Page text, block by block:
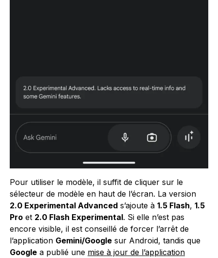
Pour utiliser le modèle, il suffit de cliquer sur le
sélecteur de modèle en haut de l’écran. La version
2.0 Experimental Advanced s’ajoute à 1.5 Flash, 1.5
Pro et 2.0 Flash Experimental. Si elle n’est pas
encore visible, il est conseillé de forcer l’arrêt de
l’application Gemini/Google sur Android, tandis que
Google a publié une mise à jour de l’application